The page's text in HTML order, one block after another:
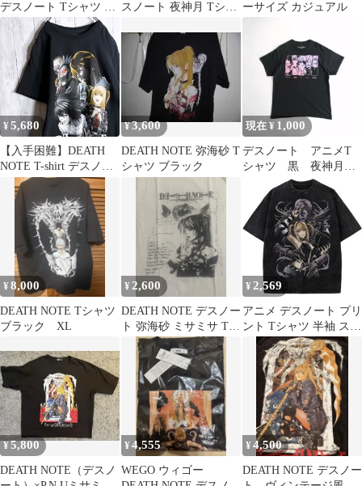
デスノート Tシャツ リ
ューク 月 夜神月 M 黒
スノート 夜神月 Tシャ ーサイズ カジュアル
¥5,680
【入手困難】DEATH
NOTE T-shirt デスノー
ト リューク 弥海砂 夜
神月 L キャラクター ア
ニメ 漫画 半袖Tシャツ
古着 #A0001
¥3,600
DEATH NOTE 弥海砂 T
シャツ ブラック
現在 ¥ 1,000
デスノート アニメT
シャツ 黒 夜神月 L
レム リューク 弥海
¥8,000
DEATH NOTE Tシャツ
ブラック XL
¥ 2,600
DEATH NOTE デスノー
ト 弥海砂 ミサミサ Tシ
ャツ アニメ 漫画
¥ 2,569
アニメ デスノート プリ
ント Tシャツ 半袖 スト
リート メンズ カジュア
ル 夏 おしゃれ プレゼ
ント ブラック
¥5,800
DEATH NOTE（デスノ
¥4,555
WEGO ウィゴー
¥4,500
DEATH NOTE デスノー